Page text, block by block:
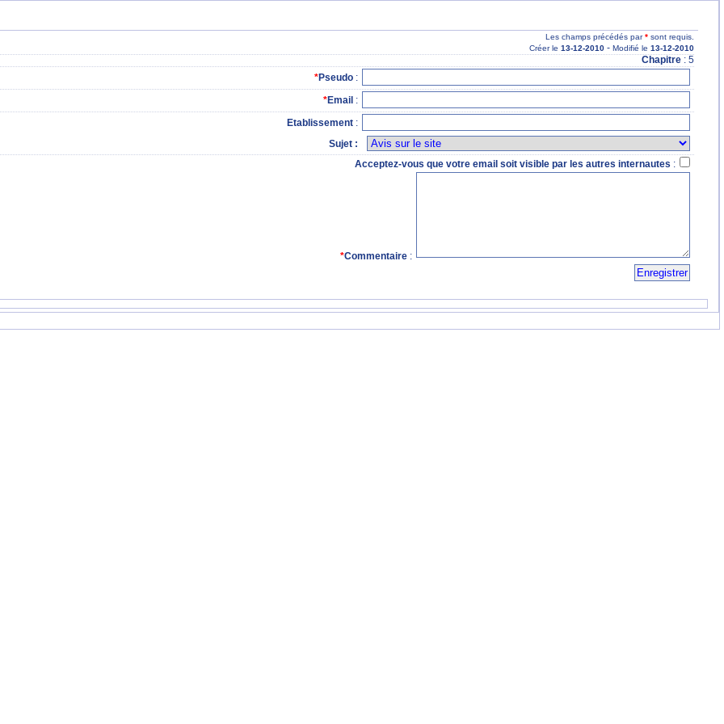
Les champs précédés par* sont requis.
Créer le 13-12-2010 - Modifié le 13-12-2010
Chapitre : 5
*Pseudo :
*Email :
Etablissement :
Sujet :
Acceptez-vous que votre email soit visible par les autres internautes :
*Commentaire: